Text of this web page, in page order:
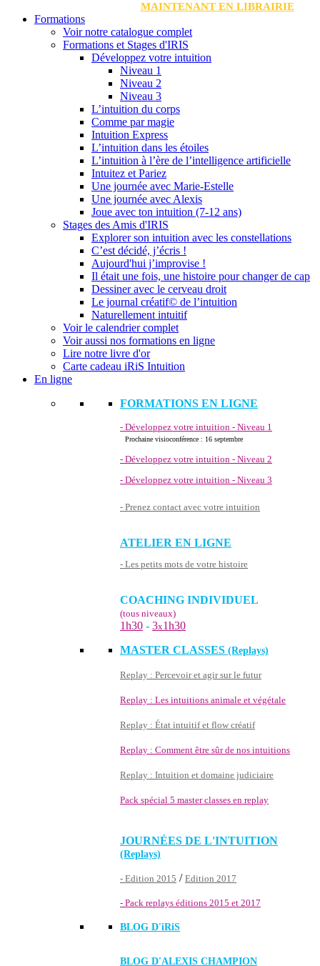
MAINTENANT EN LIBRAIRIE
Formations
Voir notre catalogue complet
Formations et Stages d'IRIS
Développez votre intuition
Niveau 1
Niveau 2
Niveau 3
L’intuition du corps
Comme par magie
Intuition Express
L’intuition dans les étoiles
L’intuition à l’ère de l’intelligence artificielle
Intuitez et Pariez
Une journée avec Marie-Estelle
Une journée avec Alexis
Joue avec ton intuition (7-12 ans)
Stages des Amis d'IRIS
Explorer son intuition avec les constellations
C’est décidé, j’écris !
Aujourd'hui j’improvise !
Il était une fois, une histoire pour changer de cap
Dessiner avec le cerveau droit
Le journal créatif© de l’intuition
Naturellement intuitif
Voir le calendrier complet
Voir aussi nos formations en ligne
Lire notre livre d'or
Carte cadeau iRiS Intuition
En ligne
FORMATIONS EN LIGNE
- Développez votre intuition - Niveau 1
Prochaine visioconférence : 16 septembre
- Développez votre intuition - Niveau 2
- Développez votre intuition - Niveau 3
- Prenez contact avec votre intuition
ATELIER EN LIGNE
- Les petits mots de votre histoire
COACHING INDIVIDUEL
(tous niveaux)
1h30 - 3x1h30
MASTER CLASSES (Replays)
Replay : Percevoir et agir sur le futur
Replay : Les intuitions animale et végétale
Replay : État intuitif et flow créatif
Replay : Comment être sûr de nos intuitions
Replay : Intuition et domaine judiciaire
Pack spécial 5 master classes en replay
JOURNÉES DE L'INTUITION
(Replays)
- Edition 2015 / Edition 2017
- Pack replays éditions 2015 et 2017
BLOG D'iRiS
BLOG D'ALEXIS CHAMPION